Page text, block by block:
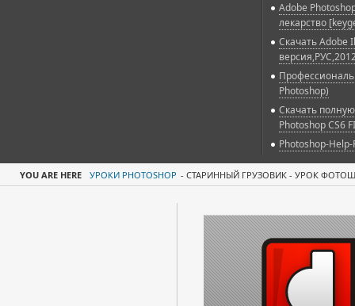
Adobe
лекарство
Скачать Adobe
Photoshop)
Скачать
Photoshop CS6
Photoshop-Help-
YOU ARE HERE УРОКИ PHOTOSHOP - СТАРИННЫЙ ГРУЗОВИК - УРОК